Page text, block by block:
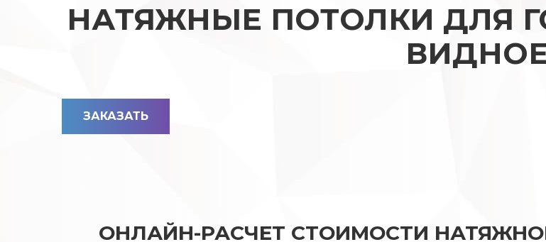
НАТЯЖНЫЕ ПОТОЛКИ ДЛЯ
ЗАКАЗАТЬ
ОНЛАЙН-РАСЧЕТ СТОИМОСТИ